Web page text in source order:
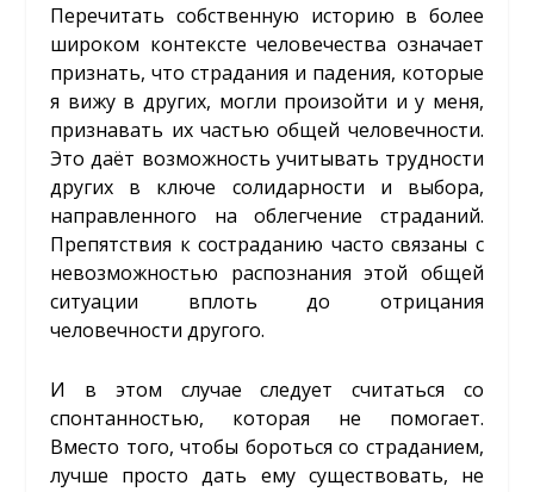
Перечитать собственную историю в более
широком контексте человечества означает
признать, что страдания и падения, которые
я вижу в других, могли произойти и у меня,
признавать их частью общей человечности.
Это даёт возможность учитывать трудности
других в ключе солидарности и выбора,
направленного на облегчение страданий.
Препятствия к состраданию часто связаны с
невозможностью распознания этой общей
ситуации вплоть до отрицания
человечности другого.
И в этом случае следует считаться со
спонтанностью, которая не помогает.
Вместо того, чтобы бороться со страданием,
лучше просто дать ему существовать, не